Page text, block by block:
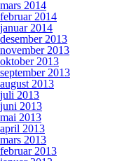
mars 2014
februar 2014
januar 2014
desember 2013
november 2013
oktober 2013
september 2013
august 2013
juli 2013
juni 2013
mai 2013
april 2013
mars 2013
februar 2013